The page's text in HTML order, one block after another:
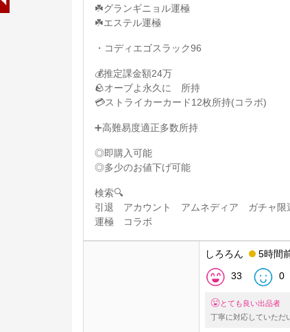
☘️グランギニョル運極
☘️エステル運極
・コディエゴスラック96
💰推定課金額24万
🪨オーブよ永久に 所持
💳ストライカーカード12枚所持(コラボ)
➕高難易度適正多数所持
◎即購入可能
◎多少のお値下げ可能
検索🔍
引退 アカウント アムネディア ガチャ限
運極 コラボ
しろろん 5時間
33 0
とても良い出品者
丁寧に対応していただ